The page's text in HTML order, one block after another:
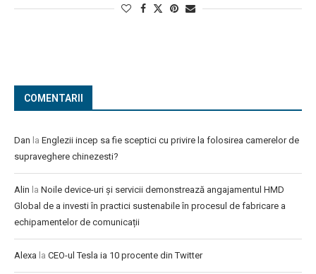
COMENTARII
Dan la Englezii incep sa fie sceptici cu privire la folosirea camerelor de
supraveghere chinezesti?
Alin la Noile device-uri și servicii demonstrează angajamentul HMD
Global de a investi în practici sustenabile în procesul de fabricare a
echipamentelor de comunicații
Alexa la CEO-ul Tesla ia 10 procente din Twitter